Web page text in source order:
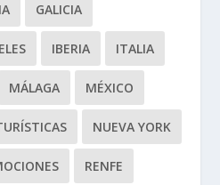
GALICIA
IBERIA ITALIA
MÁLAGA MÉXICO
NUEVA YORK
RENFE